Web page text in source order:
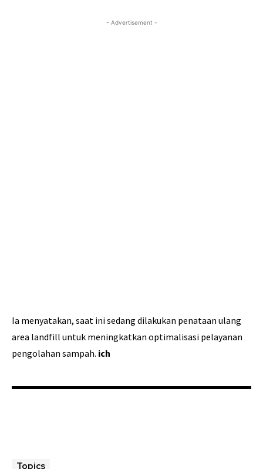
- Advertisement -
Ia menyatakan, saat ini sedang dilakukan penataan ulang
area landfill untuk meningkatkan optimalisasi pelayanan
pengolahan sampah. ich
Topics